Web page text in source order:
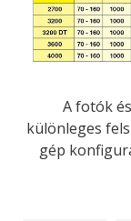
A fotók
különleges
gép